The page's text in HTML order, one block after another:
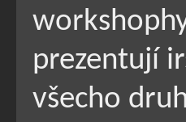
prezentují
všecho